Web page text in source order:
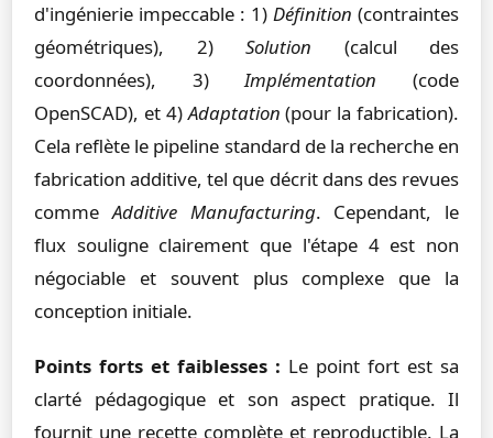
d'ingénierie impeccable : 1) Définition (contraintes
géométriques), 2) Solution (calcul des
coordonnées), 3)Implémentation (code
OpenSCAD), et 4)Adaptation (pour la fabrication).
Cela reflète le pipeline standard de la recherche en
fabrication additive, tel que décrit dans des revues
commeAdditive Manufacturing. Cependant, le
flux souligne clairement que l'étape 4 est non
négociable et souvent plus complexe que la
conception initiale.
Points forts et faiblesses : Le point fort est sa
clarté pédagogique et son aspect pratique. Il
fournit une recette complète et reproductible. La